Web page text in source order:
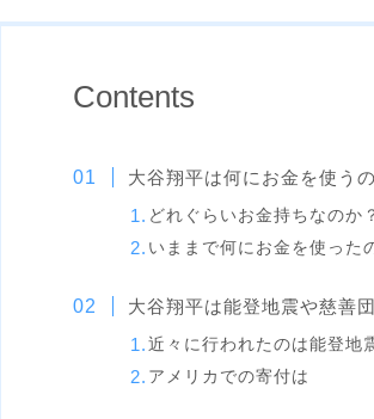
Contents
大谷翔平は何にお金を使う
どれぐらいお金持ちなのか
いままで何にお金を使った
大谷翔平は能登地震や慈善
近々に行われたのは能登地
アメリカでの寄付は